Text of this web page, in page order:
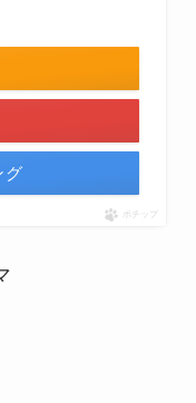
グ
ポチップ